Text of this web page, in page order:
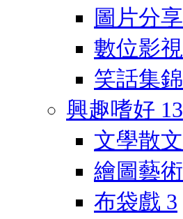
圖片分享
數位影視
笑話集錦
興趣嗜好 13
文學散文
繪圖藝術
布袋戲 3